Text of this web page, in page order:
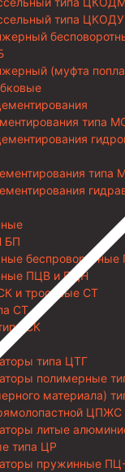
типа ЦКОДУ
(муфта
типа
типа
БП
ПЦВ и ПЦН
и тросовые СТ
СТ
СК
типа ЦТГ
полимерные
материала)
ЦПЖС
литые
типа ЦР
пружинные